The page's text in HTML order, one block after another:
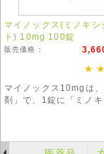
マイノックス(ミノキシ
ト) 10mg 100錠
販売価格：
★
マイノックス10mgは
剤」で、1錠に「ミノキ